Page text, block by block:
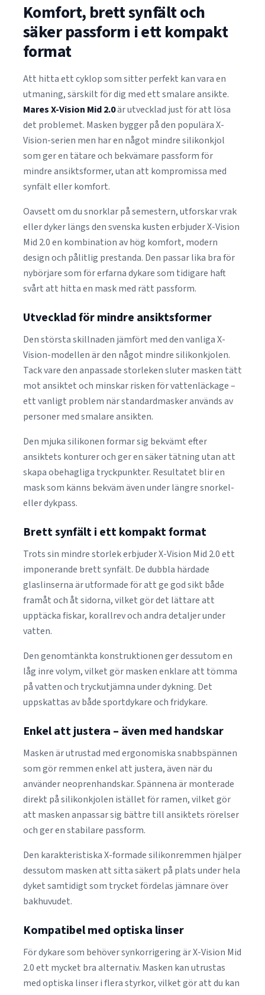
Komfort, brett synfält och
säker passform i ett kompakt
format
Att hitta ett cyklop som sitter perfekt kan vara en
utmaning, särskilt för dig med ett smalare ansikte.
Mares X-Vision Mid 2.0är utvecklad just för att lösa
det problemet. Masken bygger på den populära X-
Vision-serien men har en något mindre silikonkjol
som ger en tätare och bekvämare passform för
mindre ansiktsformer, utan att kompromissa med
synfält eller komfort.
Oavsett om du snorklar på semestern, utforskar vrak
eller dyker längs den svenska kusten erbjuder X-Vision
Mid 2.0 en kombination av hög komfort, modern
design och pålitlig prestanda. Den passar lika bra för
nybörjare som för erfarna dykare som tidigare haft
svårt att hitta en mask med rätt passform.
Utvecklad för mindre ansiktsformer
Den största skillnaden jämfört med den vanliga X-
Vision-modellen är den något mindre silikonkjolen.
Tack vare den anpassade storleken sluter masken tätt
mot ansiktet och minskar risken för vattenläckage –
ett vanligt problem när standardmasker används av
personer med smalare ansikten.
Den mjuka silikonen formar sig bekvämt efter
ansiktets konturer och ger en säker tätning utan att
skapa obehagliga tryckpunkter. Resultatet blir en
mask som känns bekväm även under längre snorkel-
eller dykpass.
Brett synfält i ett kompakt format
Trots sin mindre storlek erbjuder X-Vision Mid 2.0 ett
imponerande brett synfält. De dubbla härdade
glaslinserna är utformade för att ge god sikt både
framåt och åt sidorna, vilket gör det lättare att
upptäcka fiskar, korallrev och andra detaljer under
vatten.
Den genomtänkta konstruktionen ger dessutom en
låg inre volym, vilket gör masken enklare att tömma
på vatten och tryckutjämna under dykning. Det
uppskattas av både sportdykare och fridykare.
Enkel att justera – även med handskar
Masken är utrustad med ergonomiska snabbspännen
som gör remmen enkel att justera, även när du
använder neoprenhandskar. Spännena är monterade
direkt på silikonkjolen istället för ramen, vilket gör
att masken anpassar sig bättre till ansiktets rörelser
och ger en stabilare passform.
Den karakteristiska X-formade silikonremmen hjälper
dessutom masken att sitta säkert på plats under hela
dyket samtidigt som trycket fördelas jämnare över
bakhuvudet.
Kompatibel med optiska linser
För dykare som behöver synkorrigering är X-Vision Mid
2.0 ett mycket bra alternativ. Masken kan utrustas
med optiska linser i flera styrkor, vilket gör att du kan